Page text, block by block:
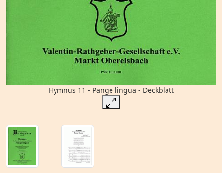
Hymnus 11 - Pange lingua - Deckblatt